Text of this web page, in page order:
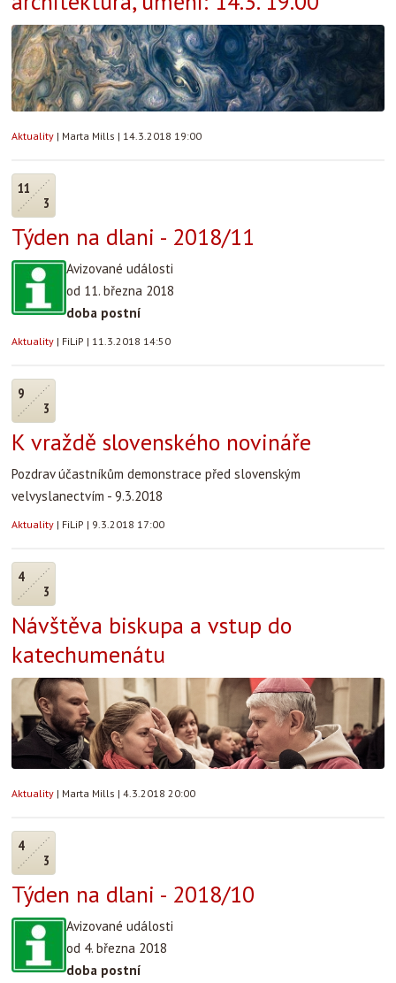
Aktuality | Marta Mills | 14.3.2018 19:00
11
3
Týden na dlani - 2018/11
Avizované události
od 11. března 2018
doba postní
Aktuality | FiLiP | 11.3.2018 14:50
9
3
K vraždě slovenského novináře
Pozdrav účastníkům demonstrace před slovenským
velvyslanectvím - 9.3.2018
Aktuality | FiLiP | 9.3.2018 17:00
4
3
Návštěva biskupa a vstup do
katechumenátu
Aktuality | Marta Mills | 4.3.2018 20:00
4
3
Týden na dlani - 2018/10
Avizované události
od 4. března 2018
doba postní